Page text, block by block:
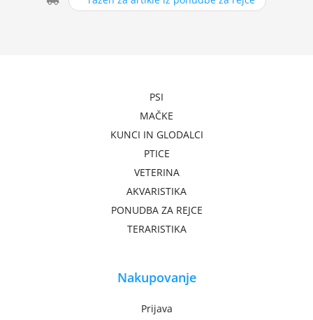
PSI
MAČKE
KUNCI IN GLODALCI
PTICE
VETERINA
AKVARISTIKA
PONUDBA ZA REJCE
TERARISTIKA
Nakupovanje
Prijava